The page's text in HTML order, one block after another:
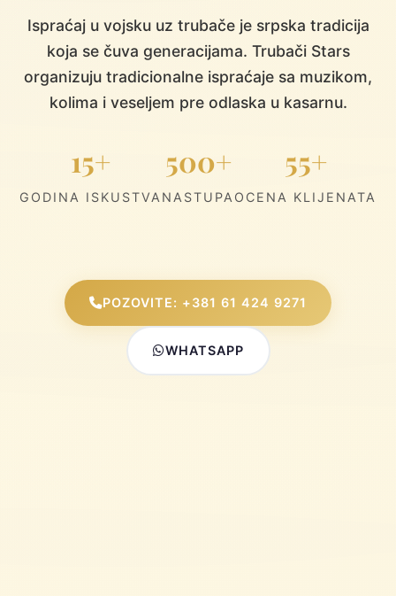
Ispraćaj u vojsku uz trubače je srpska tradicija
koja se čuva generacijama. Trubači Stars
organizuju tradicionalne ispraćaje sa muzikom,
kolima i veseljem pre odlaska u kasarnu.
15+
GODINA ISKUSTVA
500+
NASTUPA
55+
OCENA KLIJENATA
POZOVITE: +381 61 424 9271
WHATSAPP